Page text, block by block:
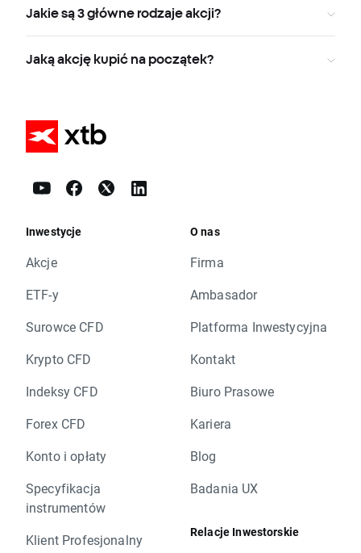
Jakie są 3 główne rodzaje akcji?
Jaką akcję kupić na początek?
Inwestycje
Akcje
ETF-y
Surowce CFD
Krypto CFD
Indeksy CFD
Forex CFD
Konto i opłaty
Specyfikacja
instrumentów
Klient Profesjonalny
O nas
Firma
Ambasador
Platforma Inwestycyjna
Kontakt
Biuro Prasowe
Kariera
Blog
Badania UX
Relacje Inwestorskie